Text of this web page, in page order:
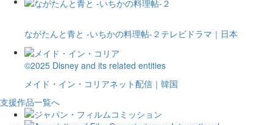
ながたんと青と -いちかの料理帖-２ テレビドラマ｜日本
©2025 Disney and its related entities
メイド・イン・コリアネット配信｜韓国
支援作品一覧へ